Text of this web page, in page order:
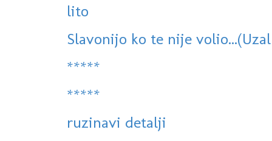
lito
Slavonijo ko te nije
*****
*****
ruzinavi detalji